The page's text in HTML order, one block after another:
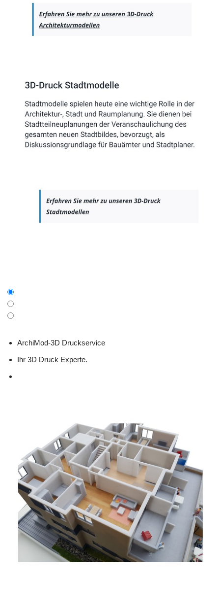
ArchiMod-3D Druckservice
Ihr 3D Druck Experte.